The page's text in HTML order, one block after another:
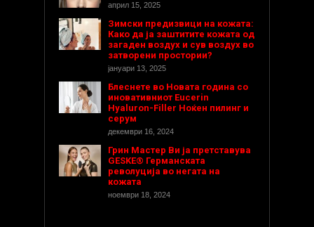
април 15, 2025
Зимски предизвици на кожата:
Како да ја заштитите кожата од
загаден воздух и сув воздух во
затворени простории?
јануари 13, 2025
Блеснете во Новата година со
иновативниот Eucerin
Hyaluron-Filler Ноќен пилинг и
серум
декември 16, 2024
Грин Мастер Ви ја претставува
GESKE® Германската
револуција во негата на
кожата
ноември 18, 2024